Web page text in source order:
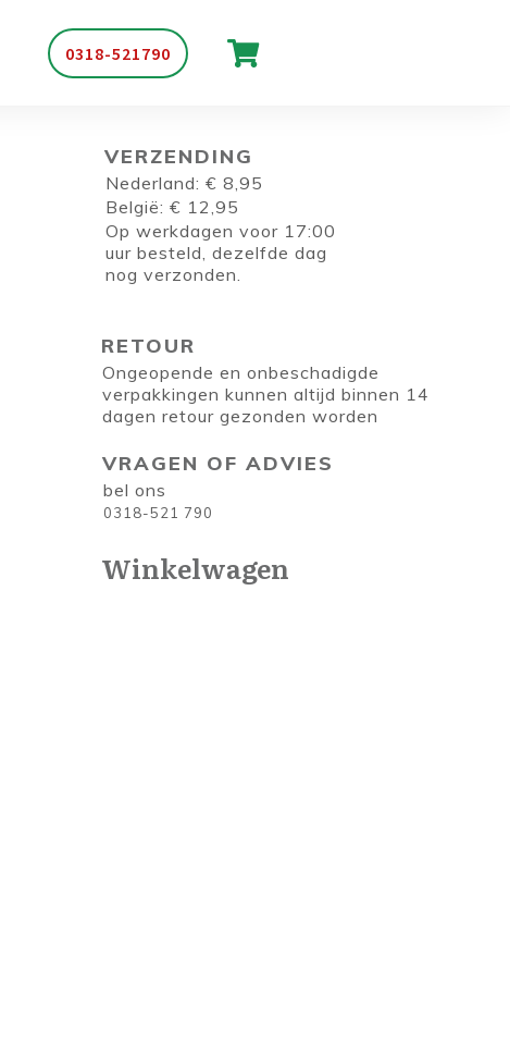
0318-521790
VERZENDING
Nederland: € 8,95
België: € 12,95
Op werkdagen voor 17:00
uur besteld, dezelfde dag
nog verzonden.
RETOUR
Ongeopende en onbeschadigde
verpakkingen kunnen altijd binnen 14
dagen retour gezonden worden
VRAGEN OF ADVIES
bel ons
0318-521 790
Winkelwagen